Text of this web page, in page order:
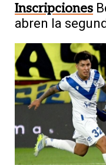
Inscripciones
abren la